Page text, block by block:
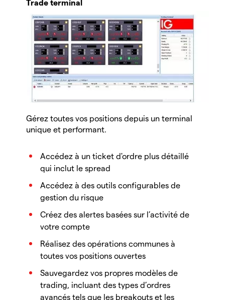
Trade terminal
Gérez toutes vos positions depuis un terminal
unique et performant.
Accédez à un ticket d'ordre plus détaillé
qui inclut le spread
Accédez à des outils configurables de
gestion du risque
Créez des alertes basées sur l’activité de
votre compte
Réalisez des opérations communes à
toutes vos positions ouvertes
Sauvegardez vos propres modèles de
trading, incluant des types d’ordres
avancés tels que les breakouts et les